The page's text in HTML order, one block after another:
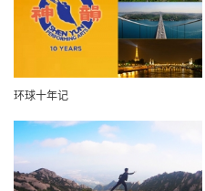
环球十年记